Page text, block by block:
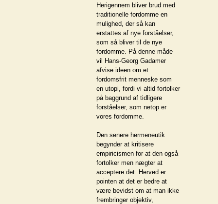
Herigennem bliver brud med
traditionelle fordomme en
mulighed, der så kan
erstattes af nye forståelser,
som så bliver til de nye
fordomme. På denne måde
vil Hans-Georg Gadamer
afvise ideen om et
fordomsfrit menneske som
en utopi, fordi vi altid fortolker
på baggrund af tidligere
forståelser, som netop er
vores fordomme.
Den senere hermeneutik
begynder at kritisere
empiricismen for at den også
fortolker men nægter at
acceptere det. Herved er
pointen at det er bedre at
være bevidst om at man ikke
frembringer objektiv,